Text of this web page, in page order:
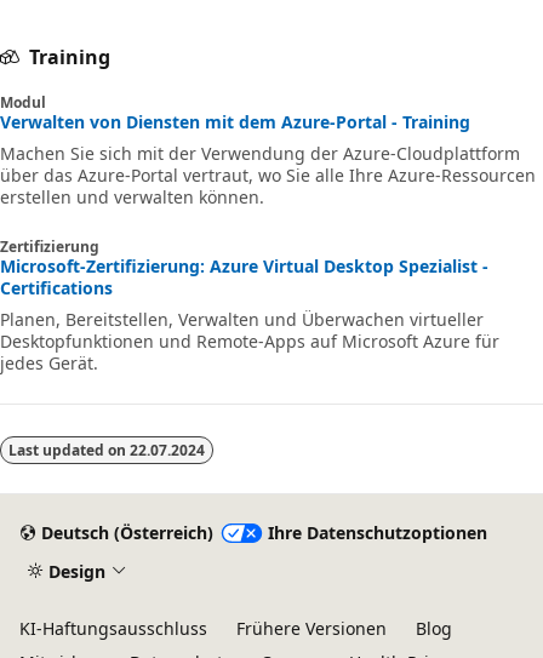
Training
Modul
Verwalten von Diensten mit dem Azure-Portal - Training
Machen Sie sich mit der Verwendung der Azure-Cloudplattform
über das Azure-Portal vertraut, wo Sie alle Ihre Azure-Ressourcen
erstellen und verwalten können.
Zertifizierung
Microsoft-Zertifizierung: Azure Virtual Desktop Spezialist -
Certifications
Planen, Bereitstellen, Verwalten und Überwachen virtueller
Desktopfunktionen und Remote-Apps auf Microsoft Azure für
jedes Gerät.
Last updated on 22.07.2024
Deutsch (Österreich)
Ihre Datenschutzoptionen
Design
KI-Haftungsausschluss Frühere Versionen
Blog